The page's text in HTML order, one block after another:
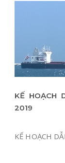
KẾ HOẠCH
2019
KẾ HOẠCH